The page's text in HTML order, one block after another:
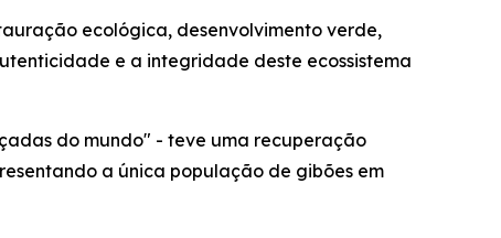
ecológica, desenvolvimento verde,
e a integridade deste ecossistema
do mundo" - teve uma recuperação
a única população de gibões em